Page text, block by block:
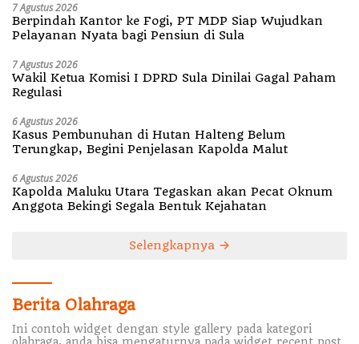
7 Agustus 2026
Berpindah Kantor ke Fogi, PT MDP Siap Wujudkan
Pelayanan Nyata bagi Pensiun di Sula
7 Agustus 2026
Wakil Ketua Komisi I DPRD Sula Dinilai Gagal Paham
Regulasi
6 Agustus 2026
Kasus Pembunuhan di Hutan Halteng Belum
Terungkap, Begini Penjelasan Kapolda Malut
6 Agustus 2026
Kapolda Maluku Utara Tegaskan akan Pecat Oknum
Anggota Bekingi Segala Bentuk Kejahatan
Selengkapnya
Berita Olahraga
Ini contoh widget dengan style gallery pada kategori